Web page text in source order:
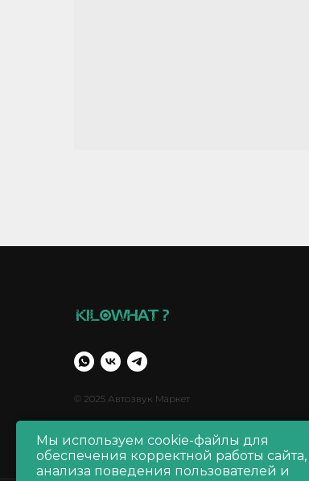
© 2025 Автозвук Маркет
Мы используем cookie-файлы для
обеспечения корректной работы сайта,
анализа поведения пользователей и